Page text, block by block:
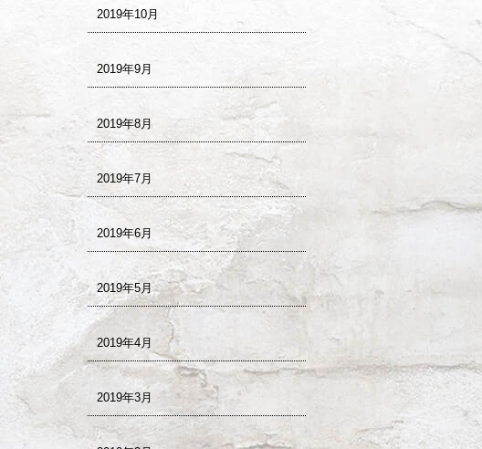
2019年10月
2019年9月
2019年8月
2019年7月
2019年6月
2019年5月
2019年4月
2019年3月